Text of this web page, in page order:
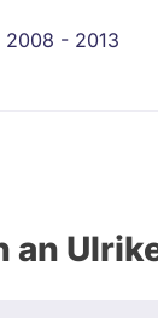
2008 - 2013
an